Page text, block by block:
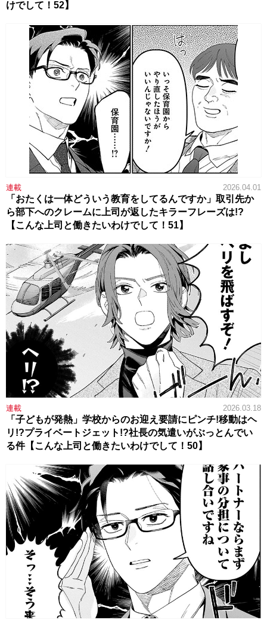
けでして！52】
連載 2026.04.01
「おたくは一体どういう教育をしてるんですか」取引先か
ら部下へのクレームに上司が返したキラーフレーズは!?
【こんな上司と働きたいわけでして！51】
連載 2026.03.18
「子どもが発熱」学校からのお迎え要請にピンチ!移動はヘ
リ!?プライベートジェット!?社長の気遣いがぶっとんでい
る件【こんな上司と働きたいわけでして！50】